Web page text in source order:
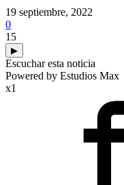
19 septiembre, 2022
0
15
▶
Escuchar esta noticia
Powered by Estudios Max
x1